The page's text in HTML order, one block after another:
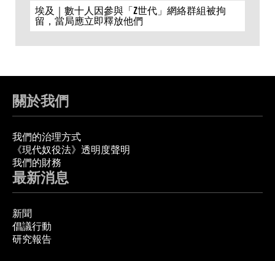
埃及｜數十人因參與「Z世代」網絡群組被拘
留，當局應立即釋放他們
關於我們
我們的治理方式
《現代奴役法》透明度聲明
我們的財務
最新消息
新聞
倡議行動
研究報告